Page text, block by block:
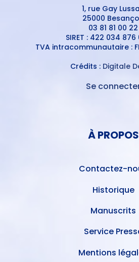
1, rue Gay
25000
03 81 81 00 22
SIRET : 422 034
TVA intracommunautaire :
Crédits : Digitale
Se
À PROPOS
Contactez-
Historique
Manuscrits
Service
Mentions